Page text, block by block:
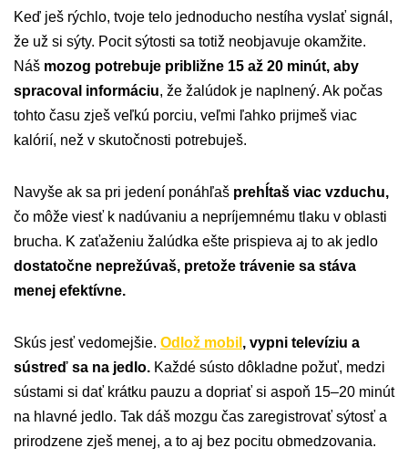
Keď ješ rýchlo, tvoje telo jednoducho nestíha vyslať signál,
že už si sýty. Pocit sýtosti sa totiž neobjavuje okamžite.
Náš mozog potrebuje približne 15 až 20 minút, aby
spracoval informáciu, že žalúdok je naplnený. Ak počas
tohto času zješ veľkú porciu, veľmi ľahko prijmeš viac
kalórií, než v skutočnosti potrebuješ.
Navyše ak sa pri jedení ponáhľaš prehĺtaš viac vzduchu,
čo môže viesť k nadúvaniu a nepríjemnému tlaku v oblasti
brucha. K zaťaženiu žalúdka ešte prispieva aj to ak jedlo
dostatočne neprežúvaš, pretože trávenie sa stáva
menej efektívne.
Skús jesť vedomejšie. Odlož mobil , vypni televíziu a
sústreď sa na jedlo. Každé sústo dôkladne požuť, medzi
sústami si dať krátku pauzu a dopriať si aspoň 15–20 minút
na hlavné jedlo. Tak dáš mozgu čas zaregistrovať sýtosť a
prirodzene zješ menej, a to aj bez pocitu obmedzovania.